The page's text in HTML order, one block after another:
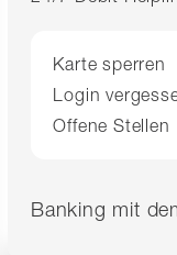
Karte sperren
Login
Offene Stellen
Banking mit